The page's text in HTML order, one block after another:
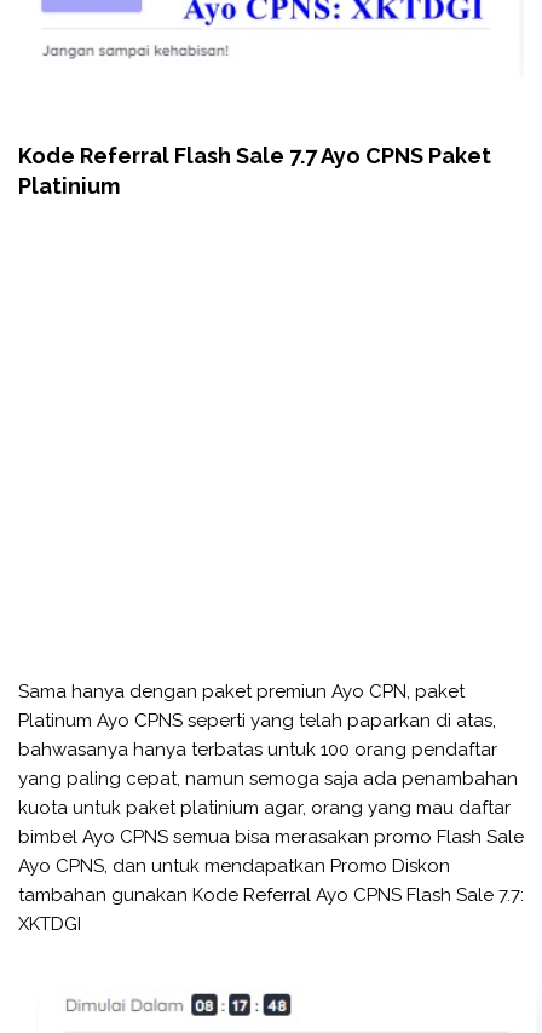
Kode Referral Flash Sale 7.7 Ayo CPNS Paket
Platinium
Sama hanya dengan paket premiun Ayo CPN, paket
Platinum Ayo CPNS seperti yang telah paparkan di atas,
bahwasanya hanya terbatas untuk 100 orang pendaftar
yang paling cepat, namun semoga saja ada penambahan
kuota untuk paket platinium agar, orang yang mau daftar
bimbel Ayo CPNS semua bisa merasakan promo Flash Sale
Ayo CPNS, dan untuk mendapatkan Promo Diskon
tambahan gunakan Kode Referral Ayo CPNS Flash Sale 7.7:
XKTDGI